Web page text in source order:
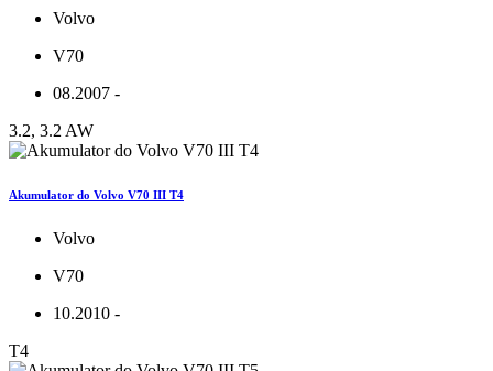
Volvo
V70
08.2007 -
3.2, 3.2 AW
Akumulator do Volvo V70 III T4
Volvo
V70
10.2010 -
T4